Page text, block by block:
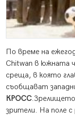
По време на
Chitwan в южната
среща, в която
съобщават
КРОСС.Зрелището
зрители. На поле